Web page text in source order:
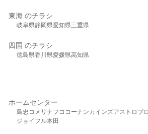
東海 のチラシ
岐阜県静岡県愛知県三重県
四国 のチラシ
徳島県香川県愛媛県高知県
ホームセンター
島忠 コメリ ナフコ コーナンカインズアストロプ
ジョイフル本田